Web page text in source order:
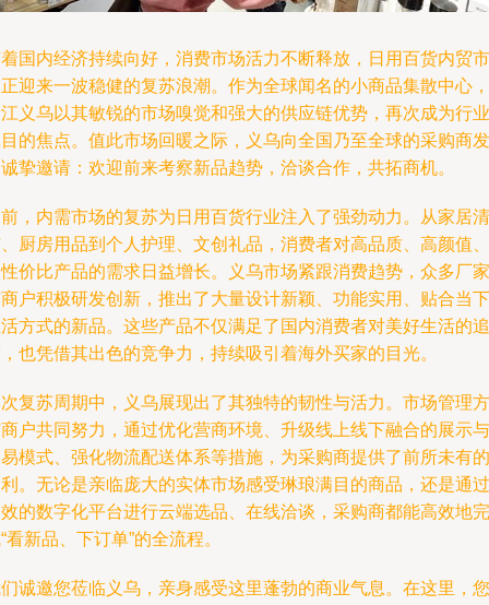
国内经济持续向好，消费市场活力不断释放，日用百货内贸市
迎来一波稳健的复苏浪潮。作为全球闻名的小商品集散中心，
义乌以其敏锐的市场嗅觉和强大的供应链优势，再次成为行业
的焦点。值此市场回暖之际，义乌向全国乃至全球的采购商发
挚邀请：欢迎前来考察新品趋势，洽谈合作，共拓商机。
，内需市场的复苏为日用百货行业注入了强劲动力。从家居清
厨房用品到个人护理、文创礼品，消费者对高品质、高颜值、
价比产品的需求日益增长。义乌市场紧跟消费趋势，众多厂家
户积极研发创新，推出了大量设计新颖、功能实用、贴合当下
方式的新品。这些产品不仅满足了国内消费者对美好生活的追
也凭借其出色的竞争力，持续吸引着海外买家的目光。
复苏周期中，义乌展现出了其独特的韧性与活力。市场管理方
户共同努力，通过优化营商环境、升级线上线下融合的展示与
模式、强化物流配送体系等措施，为采购商提供了前所未有的
。无论是亲临庞大的实体市场感受琳琅满目的商品，还是通过
的数字化平台进行云端选品、在线洽谈，采购商都能高效地完
看新品、下订单”的全流程。
诚邀您莅临义乌，亲身感受这里蓬勃的商业气息。在这里，您